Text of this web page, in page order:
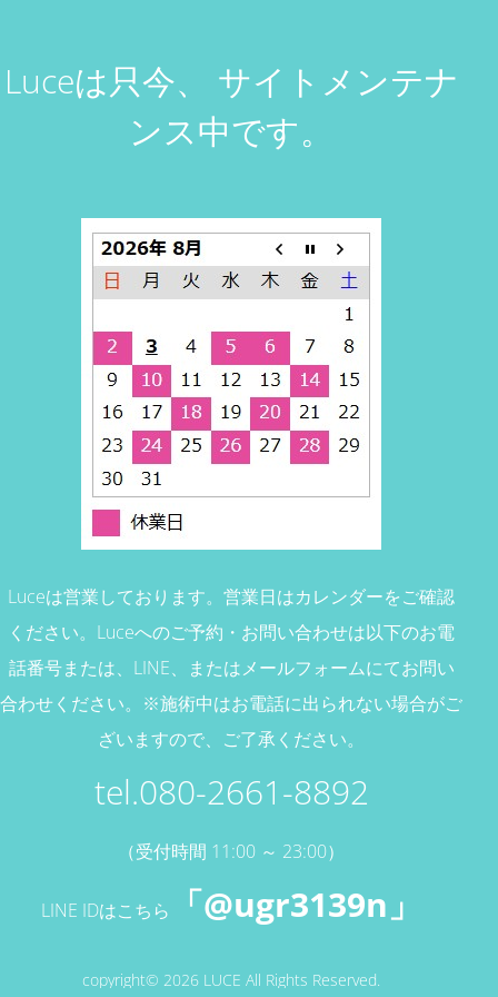
Luceは只今、
サイトメンテナ
ンス中です。
Luceは営業しております。営業日はカレンダーをご確認
ください。 Luceへのご予約・お問い合わせは以下のお電
話番号または、 LINE、またはメールフォームにてお問い
合わせください。 ※施術中はお電話に出られない場合がご
ざいますので、ご了承ください。
tel.080-2661-8892
（受付時間 11:00 ～ 23:00）
LINE IDはこちら 「@ugr3139n」
copyright© 2026 LUCE All Rights Reserved.